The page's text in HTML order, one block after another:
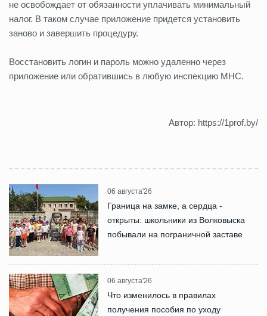
не освобождает от обязанности уплачивать минимальный
налог. В таком случае приложение придется установить
заново и завершить процедуру.
Восстановить логин и пароль можно удаленно через
приложение или обратившись в любую инспекцию МНС.
Автор: https://1prof.by/
06 августа'26
Граница на замке, а сердца -
открыты: школьники из Волковыска
побывали на пограничной заставе
06 августа'26
Что изменилось в правилах
получения пособия по уходу